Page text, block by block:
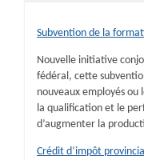
Subvention de la
Nouvelle initiative
fédéral, cette
nouveaux employés
la qualification et le
d’augmenter la
Crédit d’impôt